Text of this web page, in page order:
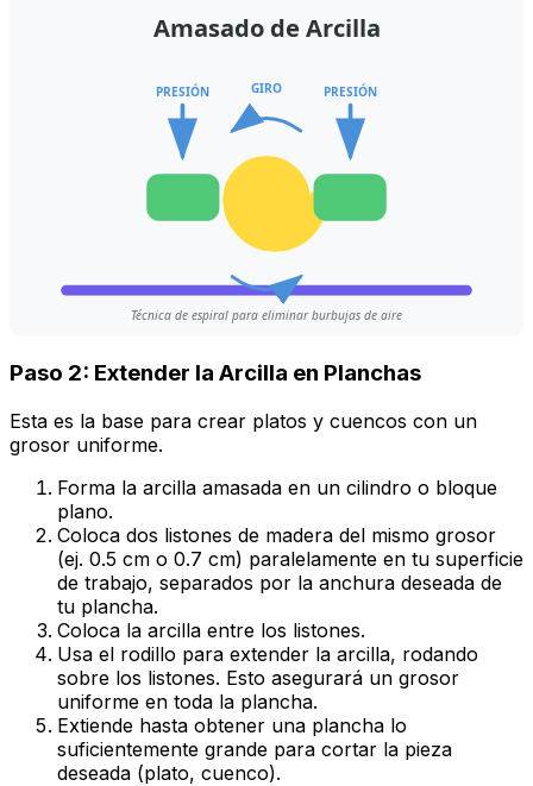
Amasado de Arcilla
PRESIÓN PRESIÓN
GIRO
Técnica de espiral para eliminar burbujas de aire
Paso 2: Extender la Arcilla en Planchas
Esta es la base para crear platos y cuencos con un
grosor uniforme.
Forma la arcilla amasada en un cilindro o bloque
plano.
Coloca dos listones de madera del mismo grosor
(ej. 0.5 cm o 0.7 cm) paralelamente en tu superficie
de trabajo, separados por la anchura deseada de
tu plancha.
Coloca la arcilla entre los listones.
Usa el rodillo para extender la arcilla, rodando
sobre los listones. Esto asegurará un grosor
uniforme en toda la plancha.
Extiende hasta obtener una plancha lo
suficientemente grande para cortar la pieza
deseada (plato, cuenco).